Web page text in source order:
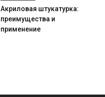
Акриловая штукатурка:
преимущества и
применение